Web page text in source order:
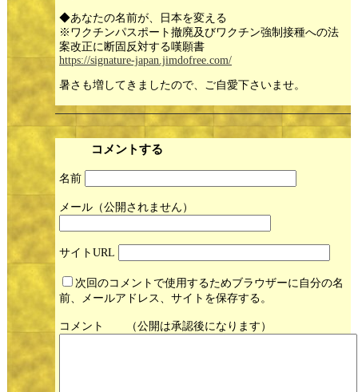
◆あなたの名前が、日本を変える
※ワクチンパスポート撤廃及びワクチン強制接種への法
案改正に断固反対する嘆願書
https://signature-japan.jimdofree.com/
暑さも増してきましたので、ご自愛下さいませ。
コメントする
名前
メール
サイト
次回のコメントで使用するためブラウザーに自分の名
前、メールアドレス、サイトを保存する。
コメント